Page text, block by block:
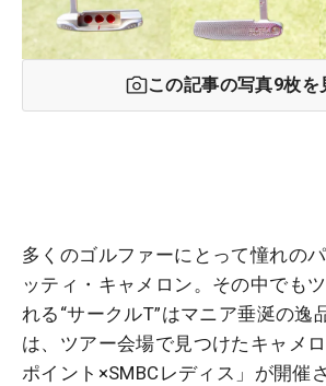
この記事の写真9枚を
多くのゴルファーにとって憧れの
ッティ・キャメロン。その中でも
れる“サークルT”はマニア垂涎の逸
は、ツアー会場で見つけたキャメ
ポイント×SMBCレディス」が開催